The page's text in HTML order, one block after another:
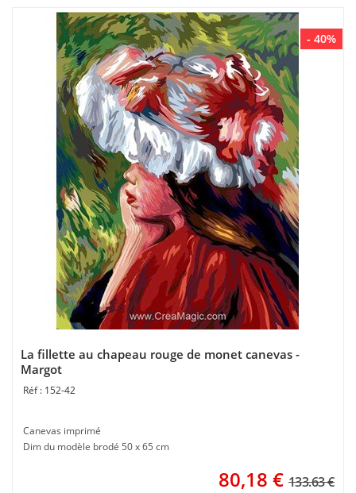
- 40%
La fillette au chapeau rouge de monet canevas -
Margot
152-42
Canevas imprimé
Dim du modèle brodé 50 x 65 cm
80,18 € 133.63 €